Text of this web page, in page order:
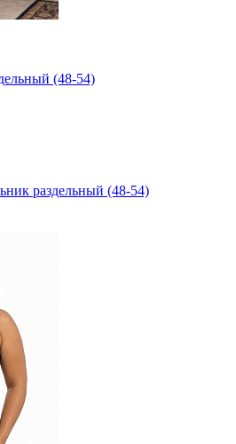
(48-54)
раздельный (48-54)